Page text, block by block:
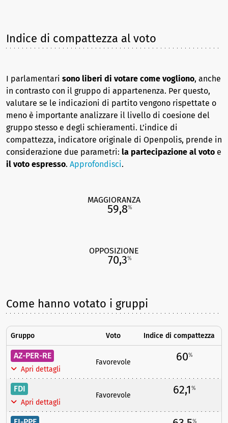
Indice di compattezza al voto
I parlamentari sono liberi di votare come vogliono, anche
in contrasto con il gruppo di appartenenza. Per questo,
valutare se le indicazioni di partito vengono rispettate o
meno è importante analizzare il livello di coesione del
gruppo stesso e degli schieramenti. L’indice di
compattezza, indicatore originale di Openpolis, prende in
considerazione due parametri: la partecipazione al voto e
il voto espresso. Approfondisci.
MAGGIORANZA
59,8%
OPPOSIZIONE
70,3%
Come hanno votato i gruppi
Gruppo Voto Indice di compattezza
AZ-PER-RE
Apri dettagli
Favorevole 60%
FDI
Apri dettagli
Favorevole 62,1%
%